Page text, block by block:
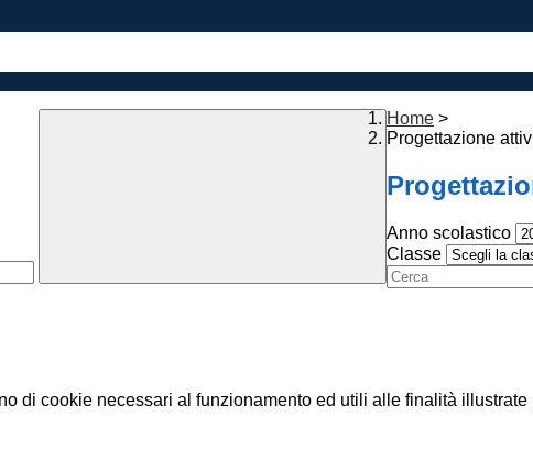
Home >
Progettazione
Anno scolastico
Classe
di cookie necessari al funzionamento ed utili alle finalità illustrate